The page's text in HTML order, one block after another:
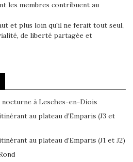
les membres contribuent au
et plus loin qu'il ne ferait tout seul,
de liberté partagée et
nocturne à Lesches-en-Diois
au plateau d’Emparis (J3 et
au plateau d’Emparis (J1 et J2)